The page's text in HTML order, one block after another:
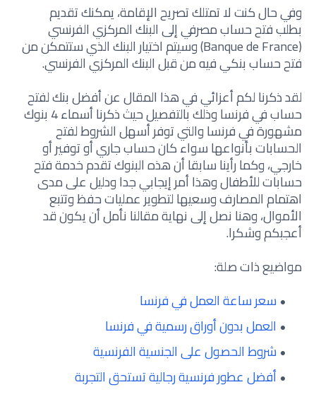
وفي حال كنت لا تمتلك تصريح الإقامة، يمكنك تقديم
بطلبفتح حساب مصرفيإلى البنك المركزي الفرنسي
(Banque de France) وسيتم اختيار البنك الذي ستتمكن من
فتح حساب بنكي فيه من قبل البنك المركزي الفرنسي.
لقد ذكرنا لكم أعزائي في هذا المقال عن أفضل بنك لفتح
حساب في فرنسا وذلك بالتفصيل حيث ذكرنا أسماء 4 بنوك
مشهورة في فرنسا والتي توفر أسهل الشروط لفتح
الحسابات بأنواعها سواء كان حساب جاري أو توفير أو
خارجي، وكما رأينا سابقا أن هذه البنوك تقدم خدمة فتح
حسابات للأطفال وهذا أمر إيجابي جدا ودليل على مدى
اهتمام المصارف وسعيها لتطوير عمليات حفظ وتتبع
الأموال، وهنا نصل إلى نهاية مقالنا نأمل أن يكون قد
أعجبكم وشكرا.
مواضيع ذات صلة:
سعر ساعة العمل في فرنسا
العمل بدون أوراق رسمية في فرنسا
شروط الحصول على الجنسية الفرنسية
أفضل عطور فرنسية رجالية تستحق التجربة